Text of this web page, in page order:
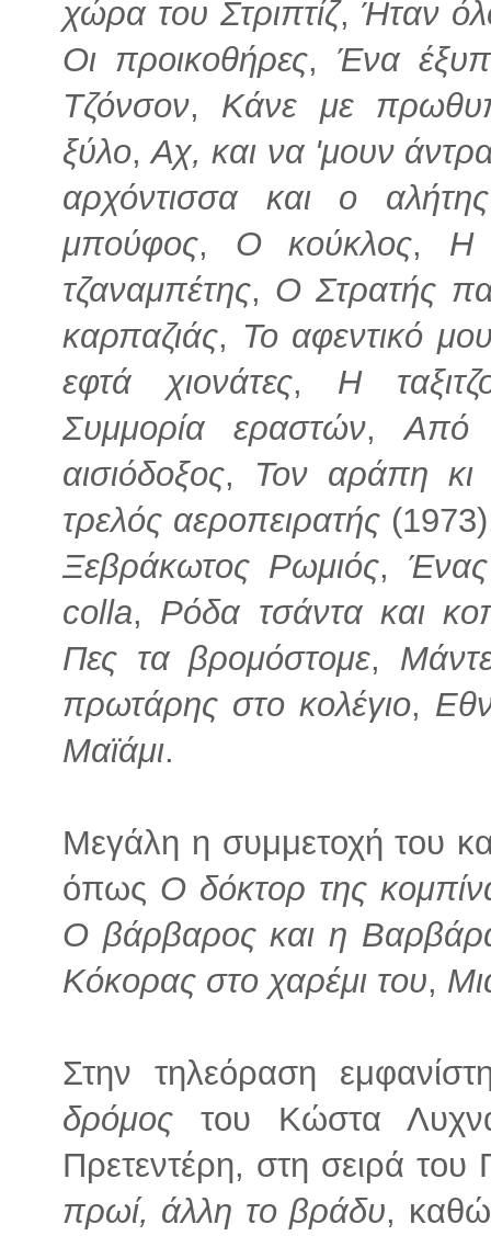
χώρα του Στριπτίζ, Ήταν
Οι προικοθήρες, Ένα
Τζόνσον, Κάνε με
ξύλο,Αχ, και να 'μουν
αρχόντισσα και ο αλήτης
μπούφος, Ο κούκλος, Η
τζαναμπέτης, Ο Στρατής
καρπαζιάς, Το αφεντικό
εφτά χιονάτες, Η
Συμμορία εραστών, Από
αισιόδοξος, Τον αράπη κι
τρελός αεροπειρατής
Ξεβράκωτος Ρωμιός,
colla, Ρόδα τσάντα και
Πες τα βρομόστομε,
πρωτάρης στο κολέγιο,
Μαϊάμι.
Μεγάλη η συμμετοχή του
όπως Ο δόκτορ της
Ο βάρβαρος και η
Κόκορας στο χαρέμι του,
Στην τηλεόραση
δρόμος του Κώστα
Πρετεντέρη, στη σειρά
πρωί, άλλη το βράδυ,